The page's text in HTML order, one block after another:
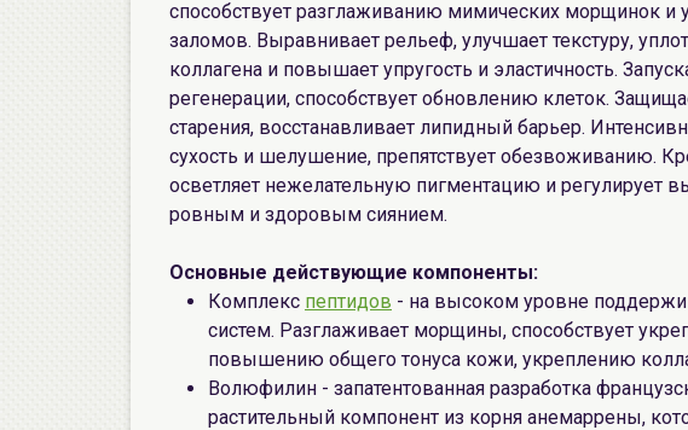
способствует разглаживанию мимических морщинок
заломов. Выравнивает рельеф, улучшает текстуру,
коллагена и повышает упругость и эластичность.
регенерации, способствует обновлению клеток.
старения, восстанавливает липидный барьер.
сухость и шелушение, препятствует обезвоживанию.
осветляет нежелательную пигментацию и регулирует
ровным и здоровым сиянием.
Основные действующие компоненты:
Комплекс пептидов - на высоком уровне
систем. Разглаживает морщины, способствует
повышению общего тонуса кожи, укреплению
Волюфилин - запатентованная разработка
растительный компонент из корня анемаррены,